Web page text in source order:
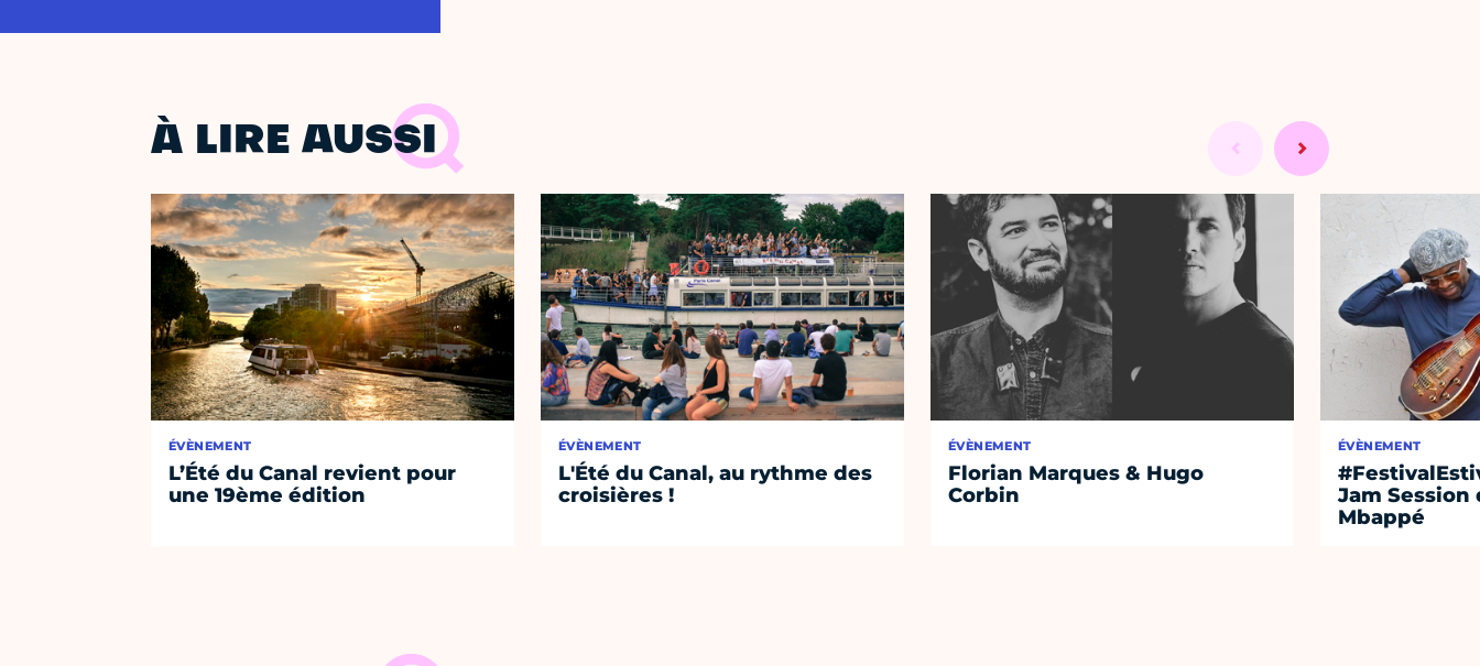
À LIRE AUSSI
ÉVÈNEMENT
L’Été du Canal revient pour
une 19ème édition
ÉVÈNEMENT
L'Été du Canal, au rythme des
croisières !
ÉVÈNEMENT
Florian Marques & Hugo
Corbin
ÉVÈNEMENT
Jam Session
Mbappé